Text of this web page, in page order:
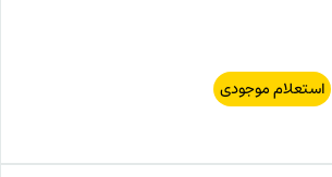
استعلام موجودی